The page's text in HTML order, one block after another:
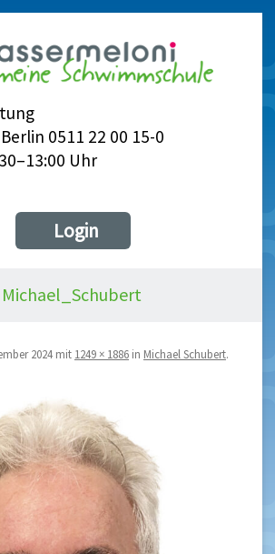
0511 22 00 15-0
Uhr
Login
Michael_Schubert
2024 mit 1249 × 1886 in Michael Schubert.